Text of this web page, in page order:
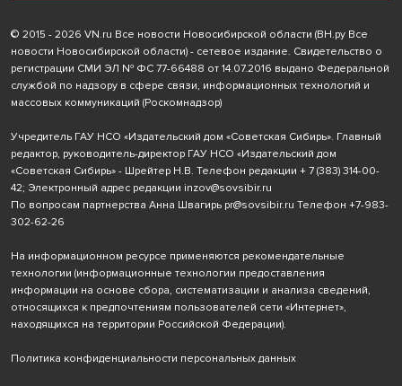
© 2015 - 2026 VN.ru Все новости Новосибирской области (ВН.ру Все
новости Новосибирской области) - сетевое издание. Свидетельство о
регистрации СМИ ЭЛ № ФС 77-66488 от 14.07.2016 выдано Федеральной
службой по надзору в сфере связи, информационных технологий и
массовых коммуникаций (Роскомнадзор)
Учредитель ГАУ НСО «Издательский дом «Советская Сибирь». Главный
редактор, руководитель-директор ГАУ НСО «Издательский дом
«Советская Сибирь» - Шрейтер Н.В. Телефон редакции + 7 (383) 314-00-
42; Электронный адрес редакции inzov@sovsibir.ru
По вопросам партнерства Анна Швагирь pr@sovsibir.ru Телефон +7-983-
302-62-26
На информационном ресурсе применяются рекомендательные
технологии (информационные технологии предоставления
информации на основе сбора, систематизации и анализа сведений,
относящихся к предпочтениям пользователей сети «Интернет»,
находящихся на территории Российской Федерации).
Политика конфиденциальности персональных данных